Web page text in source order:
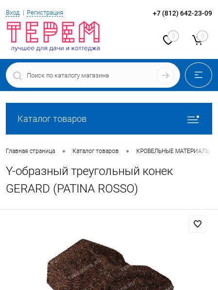
Вход Регистрация +7 (812) 642-23-09
0 0
Каталог товаров
Главная страница • Каталог товаров • КРОВЕЛЬНЫЕ МАТЕРИАЛЫ
Y-образный треугольный конек
GERARD (PATINA ROSSO)